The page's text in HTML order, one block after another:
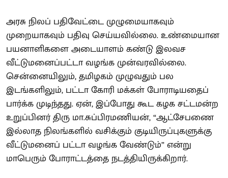
அரசு நிலப் பதிவேட்டை முழுமையாகவும்
முறையாகவும் பதிவு செய்யவில்லை. உண்மையான
பயனாளிகளை அடையாளம் கண்டு இலவச
வீட்டுமனைப்பட்டா வழங்க முன்வரவில்லை.
சென்னையிலும், தமிழகம் முழுவதும் பல
இடங்களிலும், பட்டா கோரி மக்கள் போராடியதைப்
பார்க்க முடிந்தது. ஏன், இப்போது கூட கழக சட்டமன்ற
உறுப்பினர் திரு மா.சுப்பிரமணியன், “ஆட்சேபணை
இல்லாத நிலங்களில் வசிக்கும் குடியிருப்புகளுக்கு
வீட்டுமனைப் பட்டா வழங்க வேண்டும்” என்று
மாபெரும் போராட்டத்தை நடத்தியிருக்கிறார்.